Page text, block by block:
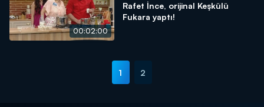
00:02:00
Rafet İnce, orijinal Keşkülü
Fukara yaptı!
1 2